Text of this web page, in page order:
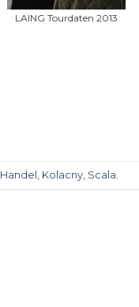
LAING Tourdaten 2013
Handel Kolacny Scala